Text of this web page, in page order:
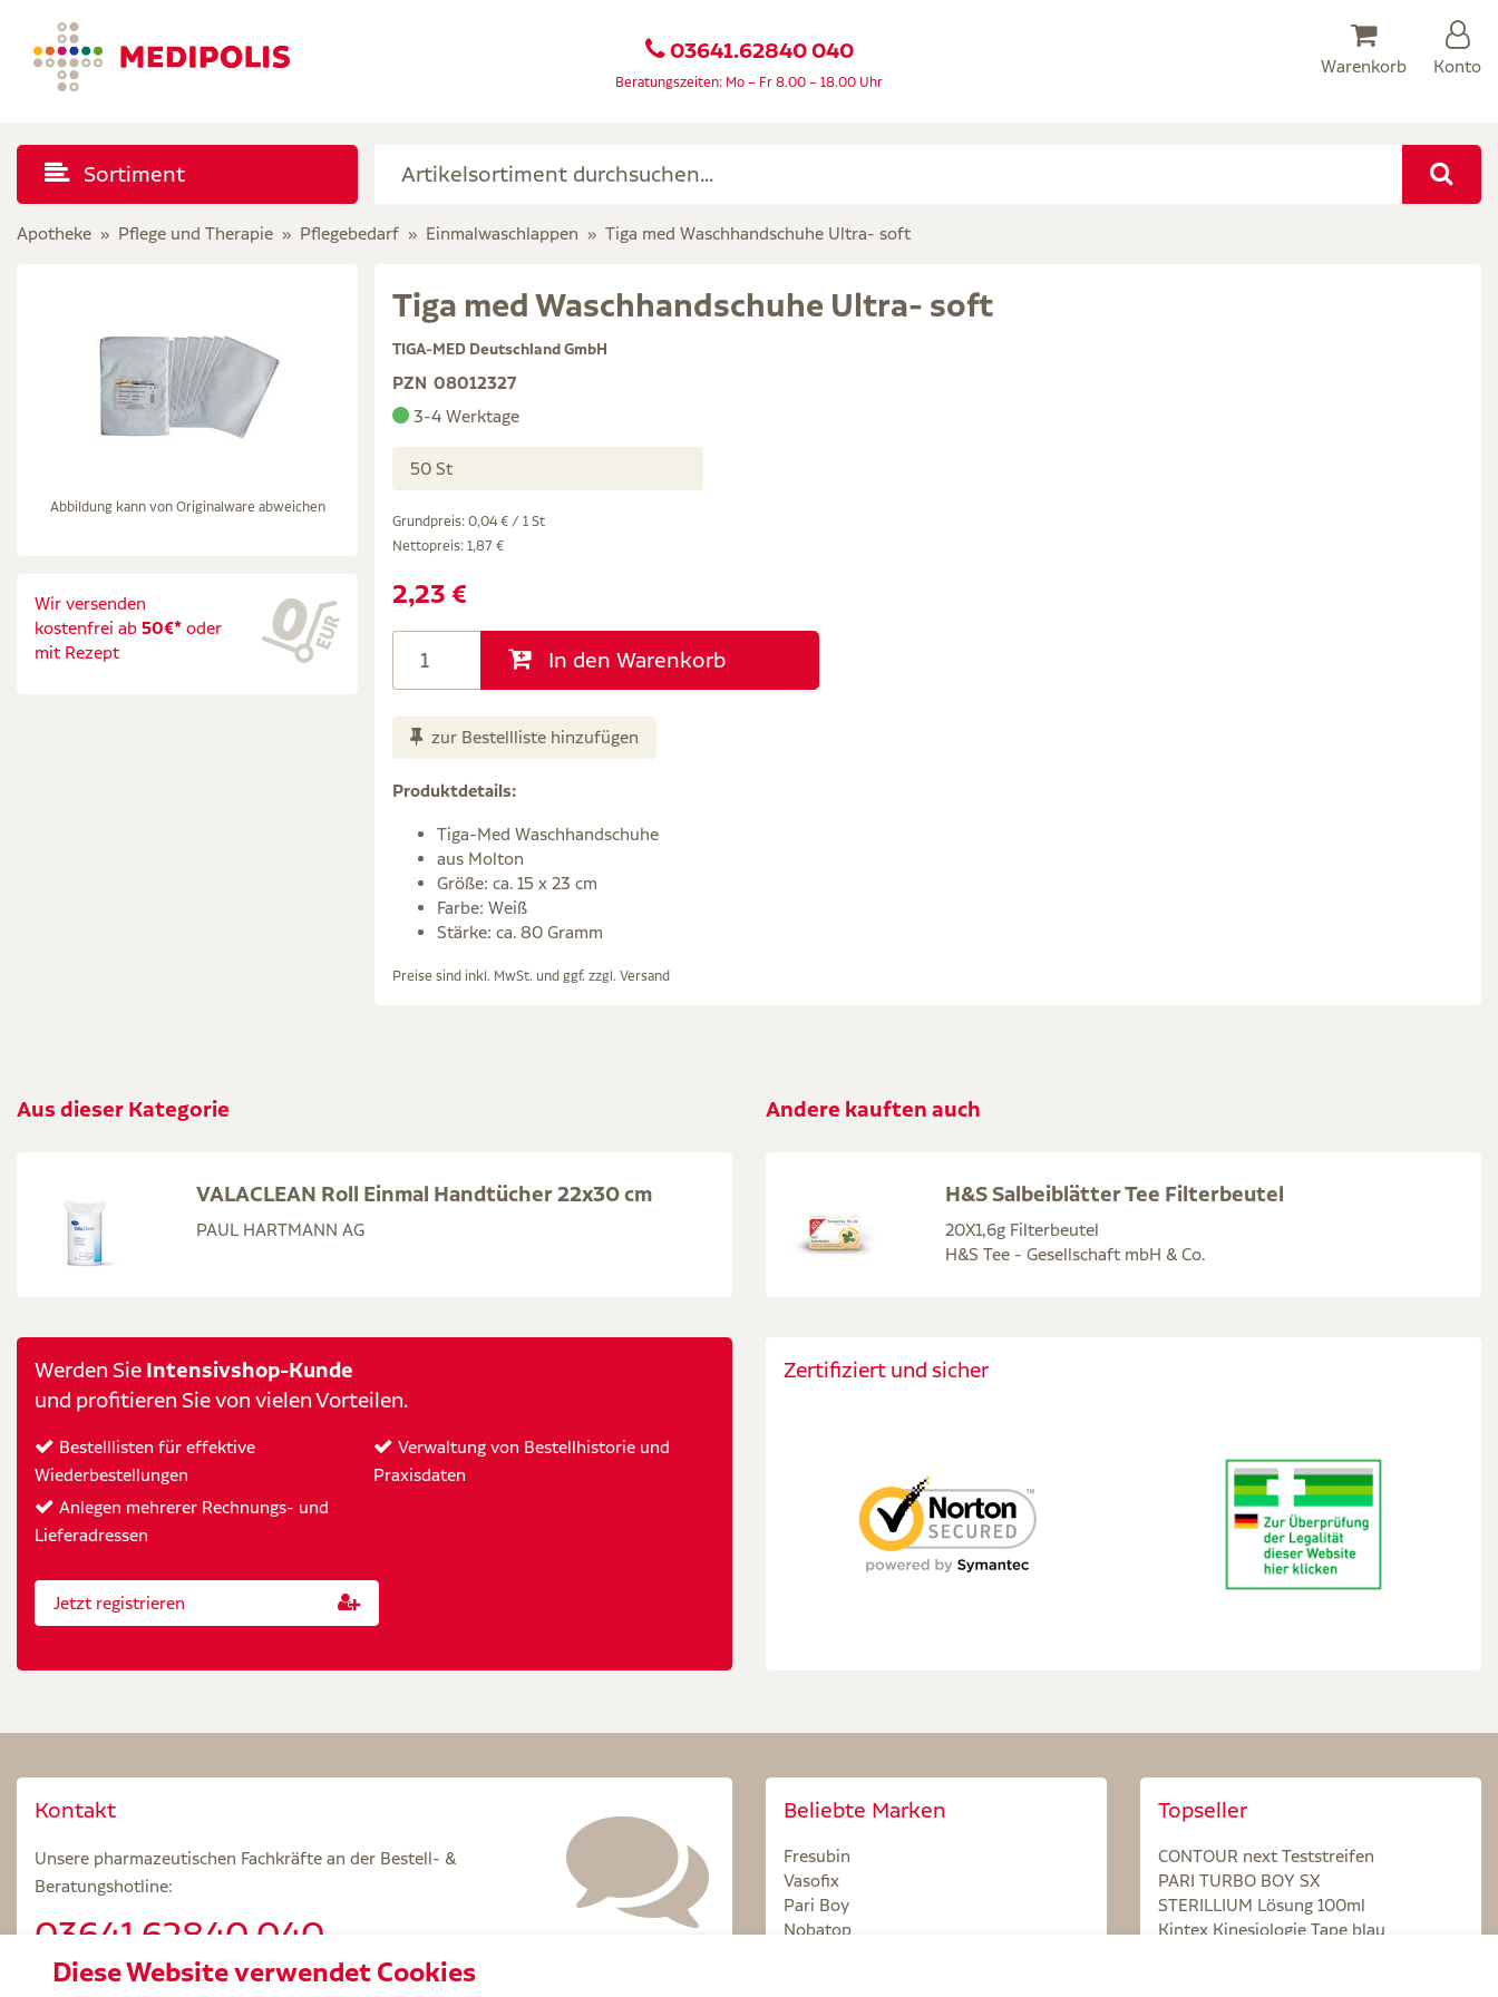
03641.62840 040
Beratungszeiten: Mo – Fr 8.00 – 18.00 Uhr
Warenkorb Konto
Sortiment
Apotheke Pflege und Therapie Pflegebedarf Einmalwaschlappen Tiga med Waschhandschuhe Ultra- soft
Abbildung kann von Originalware abweichen
Wir versenden
kostenfrei ab 50€* oder
mit Rezept
Tiga med Waschhandschuhe Ultra- soft
TIGA-MED Deutschland GmbH
PZN 08012327
3-4 Werktage
50 St
Grundpreis: 0,04 € / 1 St
Nettopreis: 1,87 €
2,23 €
In den Warenkorb
zur Bestellliste hinzufügen
Produktdetails:
Tiga-Med Waschhandschuhe
aus Molton
Größe: ca. 15 x 23 cm
Farbe: Weiß
Stärke: ca. 80 Gramm
Preise sind inkl. MwSt. und ggf. zzgl. Versand
Aus dieser Kategorie
VALACLEAN Roll Einmal Handtücher 22x30 cm
PAUL HARTMANN AG
Andere kauften auch
H&S Salbeiblätter Tee Filterbeutel
20X1,6g Filterbeutel
H&S Tee - Gesellschaft mbH & Co.
Werden Sie Intensivshop-Kunde
und profitieren Sie von vielen Vorteilen.
Bestelllisten für effektive
Wiederbestellungen
Anlegen mehrerer Rechnungs- und
Lieferadressen
Verwaltung von Bestellhistorie und
Praxisdaten
Jetzt registrieren
Zertifiziert und sicher
Kontakt
Unsere pharmazeutischen Fachkräfte an der Bestell- &
Beratungshotline:
03641.62840 040
Beratungszeiten: Mo – Fr 8.00 – 18.00 Uhr
Beliebte Marken
Fresubin
Vasofix
Pari Boy
Nobatop
Topseller
CONTOUR next Teststreifen
PARI TURBO BOY SX
STERILLIUM Lösung 100ml
Kintex Kinesiologie Tape blau
Diese Website verwendet Cookies